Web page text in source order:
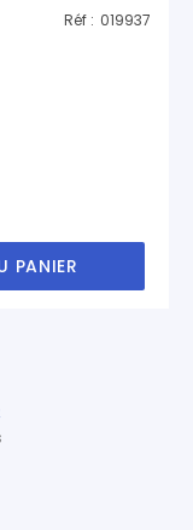
Réf : 019937
PANIER